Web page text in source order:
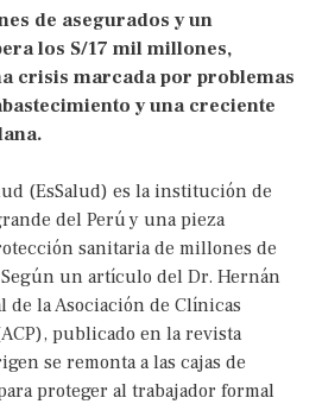
de asegurados y un
los S/17 mil millones,
crisis marcada por problemas
y una creciente
(EsSalud) es la institución de
del Perú y una pieza
sanitaria de millones de
un artículo del Dr. Hernán
de la Asociación de Clínicas
publicado en la revista
se remonta a las cajas de
proteger al trabajador formal